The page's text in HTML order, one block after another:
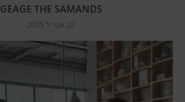
GEAGE THE SAMANDS
22 אפריל 2025